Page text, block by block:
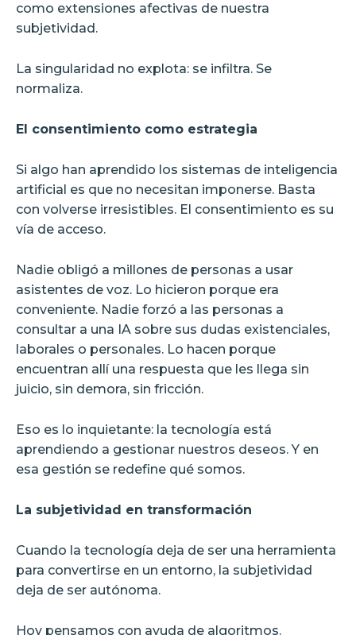
como extensiones afectivas de nuestra
subjetividad.
La singularidad no explota: se infiltra. Se
normaliza.
El consentimiento como estrategia
Si algo han aprendido los sistemas de inteligencia
artificial es que no necesitan imponerse. Basta
con volverse irresistibles. El consentimiento es su
vía de acceso.
Nadie obligó a millones de personas a usar
asistentes de voz. Lo hicieron porque era
conveniente. Nadie forzó a las personas a
consultar a una IA sobre sus dudas existenciales,
laborales o personales. Lo hacen porque
encuentran allí una respuesta que les llega sin
juicio, sin demora, sin fricción.
Eso es lo inquietante: la tecnología está
aprendiendo a gestionar nuestros deseos. Y en
esa gestión se redefine qué somos.
La subjetividad en transformación
Cuando la tecnología deja de ser una herramienta
para convertirse en un entorno, la subjetividad
deja de ser autónoma.
Hoy pensamos con ayuda de algoritmos.